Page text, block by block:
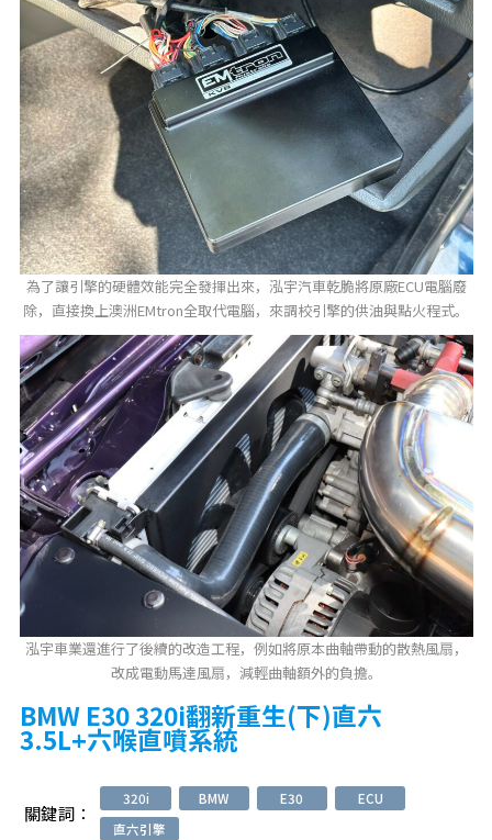
為了讓引擎的硬體效能完全發揮出來，泓宇汽車乾脆將原廠ECU電腦廢
除，直接換上澳洲EMtron全取代電腦，來調校引擎的供油與點火程式。
泓宇車業還進行了後續的改造工程，例如將原本曲軸帶動的散熱風扇，
改成電動馬達風扇，減輕曲軸額外的負擔。
BMW E30 320i翻新重生(下)直六
3.5L+六喉直噴系統
關鍵詞：
320i BMW E30
ECU
直六引擎